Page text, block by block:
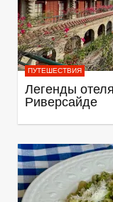
ПУТЕШЕСТВИЯ
Легенды
Риверсайде